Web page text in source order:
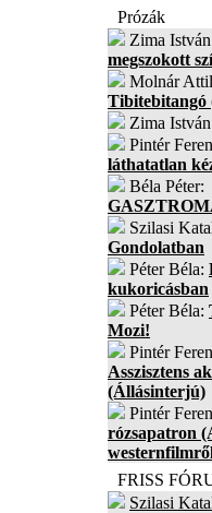
Prózák
Zima
megszokott
Molnár
Tibitebitangó
Zima
Pintér
láthatatlan
Béla Péter:
Szilasi
Gondolatban
Péter Béla:
kukoricásban
Péter Béla:
Mozi!
Pintér
Asszisztens
(Állásinterjú)
Pintér
rózsapatron
FRISS
Szilasi